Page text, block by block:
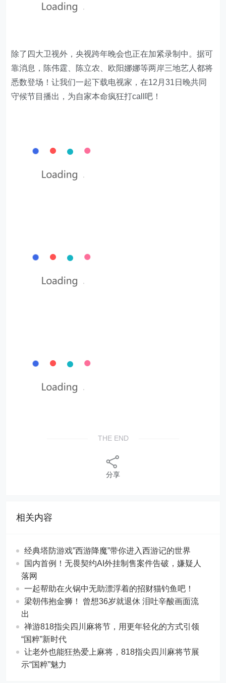
除了四大卫视外，央视跨年晚会也正在加紧录制中。据可
靠消息，陈伟霆、陈立农、欧阳娜娜等两岸三地艺人都将
悉数登场！让我们一起下载电视家，在12月31日晚共同
守候节目播出，为自家本命疯狂打call吧！
THE END
分享
相关内容
经典塔防游戏”西游降魔”带你进入西游记的世界
国内首例！无畏契约AI外挂制售案件告破，嫌疑人
落网
一起帮助在火锅中无助漂浮着的招财猫钓鱼吧！
梁朝伟抱金狮！ 曾想36岁就退休 泪吐辛酸画面流
出
禅游818指尖四川麻将节，用更年轻化的方式引领
“国粹”新时代
让老外也能狂热爱上麻将，818指尖四川麻将节展
示“国粹”魅力